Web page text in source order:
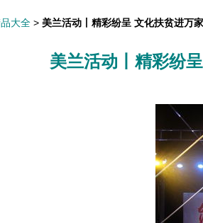
大全 > 美兰活动丨精彩纷呈 文化扶贫进万
美兰活动丨精彩纷